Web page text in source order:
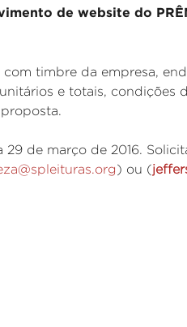
de website do
timbre da empresa,
e totais, condições
de março de 2016.
) ou (